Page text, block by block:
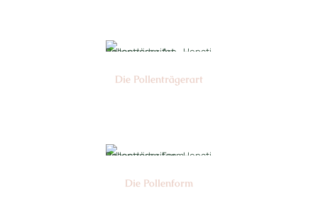
Die Pollen­trägerart
Die Pollen­form